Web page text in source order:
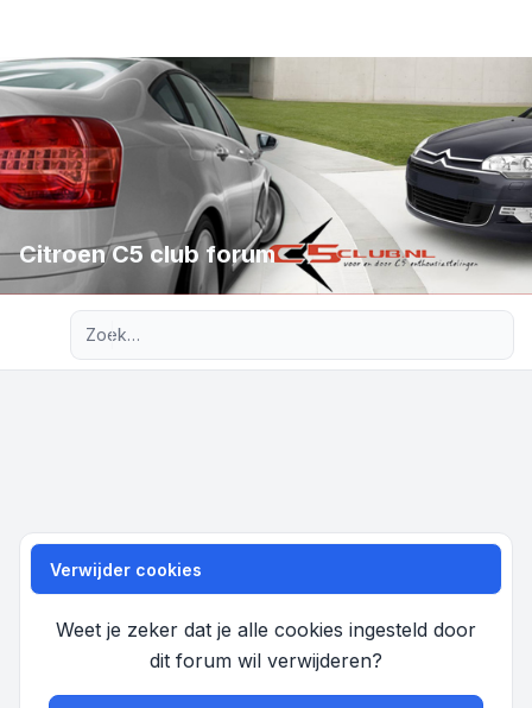
Citroen C5 club forum
Verwijder cookies
Weet je zeker dat je alle cookies ingesteld door
dit forum wil verwijderen?